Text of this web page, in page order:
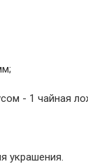
- 1 чайная
украшения.